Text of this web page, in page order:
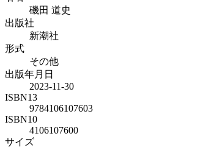
磯田 道史
出版社
新潮社
形式
その他
出版年月日
2023-11-30
ISBN13
9784106107603
ISBN10
4106107600
サイズ